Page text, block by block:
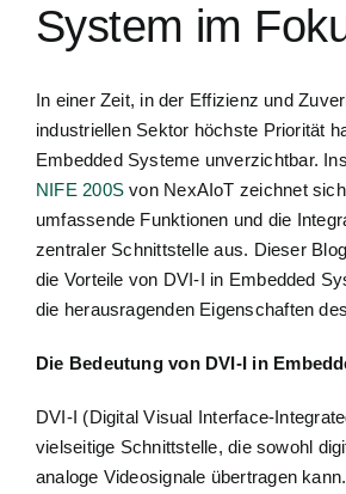
System im
In einer Zeit, in der Effizienz und
industriellen Sektor höchste Priorität
Embedded Systeme unverzichtbar.
NIFE 200S von NexAIoT zeichnet
umfassende Funktionen und die
zentraler Schnittstelle aus. Dieser
die Vorteile von DVI-I in Embedded
die herausragenden Eigenschaften
Die Bedeutung von DVI-I in
DVI-I (Digital Visual Interface-
vielseitige Schnittstelle, die sowohl
analoge Videosignale übertragen